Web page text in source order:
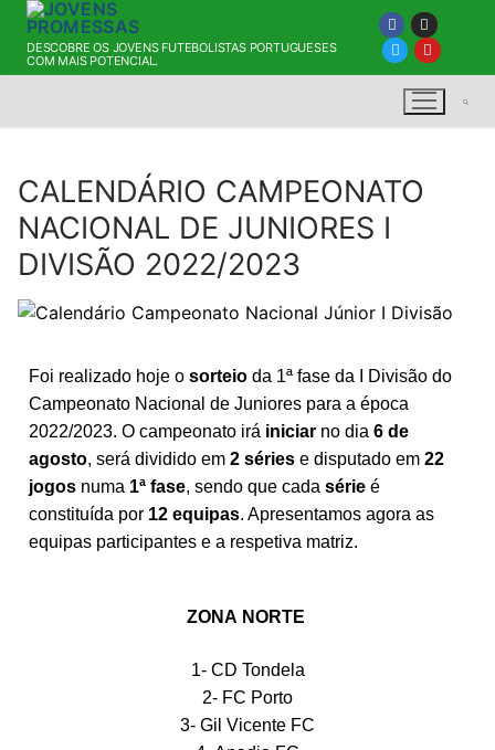
DESCOBRE OS JOVENS FUTEBOLISTAS PORTUGUESES
COM MAIS POTENCIAL.
CALENDÁRIO CAMPEONATO
NACIONAL DE JUNIORES I
DIVISÃO 2022/2023
Foi realizado hoje o sorteio da 1ª fase da I Divisão do
Campeonato Nacional de Juniores para a época
2022/2023. O campeonato irá iniciar no dia 6 de
agosto, será dividido em 2 séries e disputado em 22
jogos numa 1ª fase, sendo que cada série é
constituída por 12 equipas. Apresentamos agora as
equipas participantes e a respetiva matriz.
ZONA NORTE
1- CD Tondela
2- FC Porto
3- Gil Vicente FC